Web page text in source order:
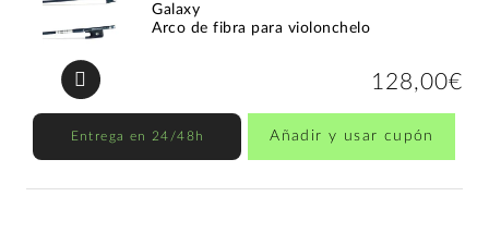
Galaxy
Arco de fibra para violonchelo
128,00€
Entrega en 24/48h Añadir y usar cupón